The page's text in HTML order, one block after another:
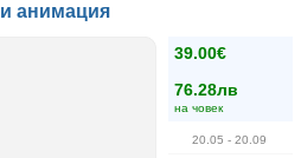
анимация
39.00€
76.28лв
на човек
20.05 - 20.09